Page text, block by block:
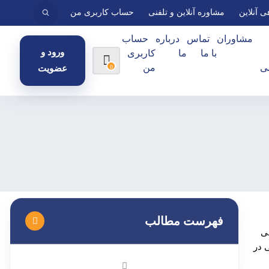
آنلاین مشاوره آنلاین و تلفنی حساب کاربری من
مشاوران
تماس
با ما
درباره
ما
حساب
کاربری
من
0
ورود و
عضویت
در
فهرست مطالب